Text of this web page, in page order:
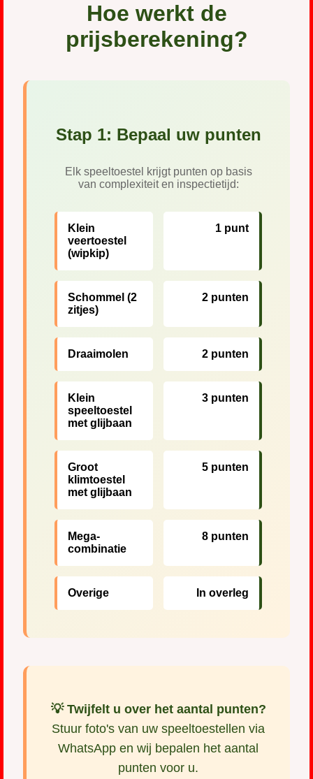
Hoe werkt de
prijsberekening?
Stap 1: Bepaal uw punten
Elk speeltoestel krijgt punten op basis
van complexiteit en inspectietijd:
Klein
veertoestel
(wipkip)
1 punt
Schommel (2
zitjes)
2 punten
Draaimolen 2 punten
Klein
speeltoestel
met glijbaan
3 punten
Groot
klimtoestel
met glijbaan
5 punten
Mega-
combinatie
8 punten
Overige In overleg
💡 Twijfelt u over het aantal punten?
Stuur foto's van uw speeltoestellen via
WhatsApp en wij bepalen het aantal
punten voor u.